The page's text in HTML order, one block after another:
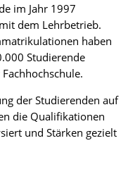
im Jahr 1997
dem Lehrbetrieb.
haben
Studierende
der Studierenden auf
die Qualifikationen
und Stärken gezielt